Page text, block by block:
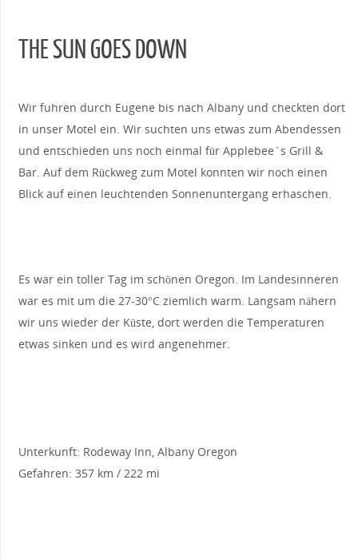
THE SUN GOES DOWN
Wir fuhren durch Eugene bis nach Albany und checkten dort
in unser Motel ein. Wir suchten uns etwas zum Abendessen
und entschieden uns noch einmal für Applebee`s Grill &
Bar. Auf dem Rückweg zum Motel konnten wir noch einen
Blick auf einen leuchtenden Sonnenuntergang erhaschen.
Es war ein toller Tag im schönen Oregon. Im Landesinneren
war es mit um die 27-30°C ziemlich warm. Langsam nähern
wir uns wieder der Küste, dort werden die Temperaturen
etwas sinken und es wird angenehmer.
Unterkunft: Rodeway Inn, Albany Oregon
Gefahren: 357 km / 222 mi